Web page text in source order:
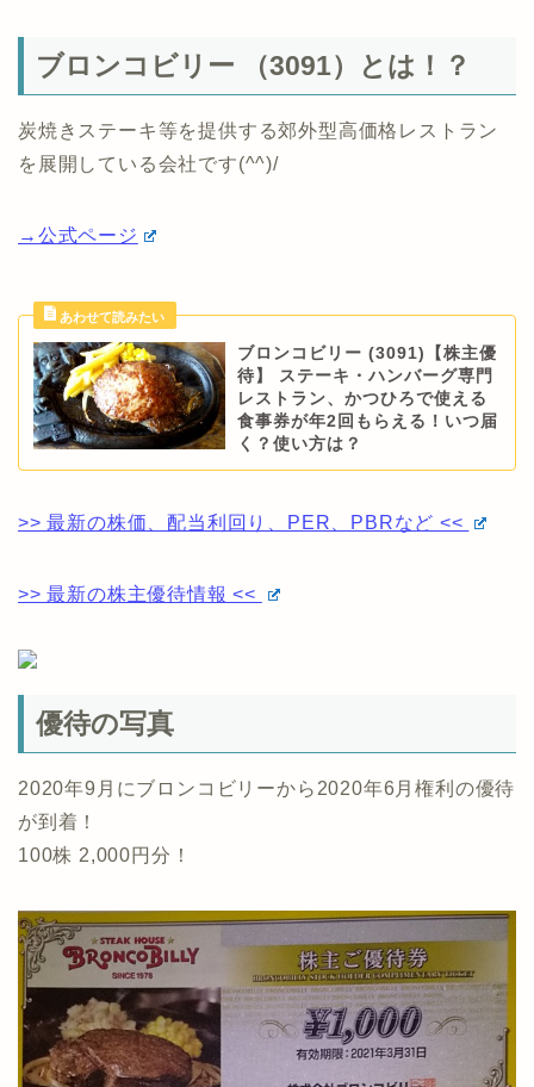
ブロンコビリー （3091）とは！？
炭焼きステーキ等を提供する郊外型高価格レストラン
を展開している会社です(^^)/
→公式ページ
ブロンコビリー (3091)【株主優
待】 ステーキ・ハンバーグ専門
レストラン、かつひろで使える
食事券が年2回もらえる！いつ届
く？使い方は？
>> 最新の株価、配当利回り、PER、PBRなど <<
>> 最新の株主優待情報 <<
優待の写真
2020年9月にブロンコビリーから2020年6月権利の優待
が到着！
100株 2,000円分！